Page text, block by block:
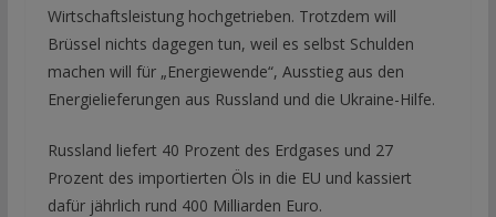
Wirtschaftsleistung hochgetrieben. Trotzdem will
Brüssel nichts dagegen tun, weil es selbst Schulden
machen will für „Energiewende“, Ausstieg aus den
Energielieferungen aus Russland und die Ukraine-Hilfe.
Russland liefert 40 Prozent des Erdgases und 27
Prozent des importierten Öls in die EU und kassiert
dafür jährlich rund 400 Milliarden Euro.